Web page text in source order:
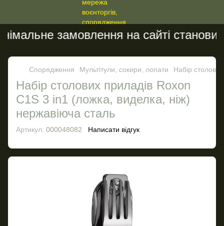
замовлення на сайті становить
Спорядження Мультітули, сокири, лопати Набір
Набір столових приладів Roxon
C1S 3 in1 (ложка, виделка, ніж)
нержавіюча сталь
Артикул: 000048082 Написати відгук